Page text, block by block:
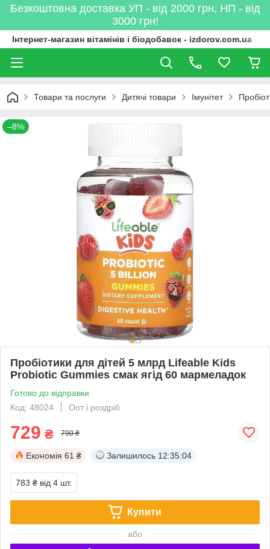
Безкоштовна доставка УП - від 2000 грн, НП - від
3000 грн!
Інтернет-магазин вітамінів і біодобавок - izdorov.com.ua
Товари та послуги Дитячі товари Імунітет
–8%
Пробіотики для дітей 5 млрд Lifeable Kids
Probiotic Gummies смак ягід 60 мармеладок
Готово до відправки
Код: 48024
Опт і роздріб
729 ₴ 790 ₴
Економія 61 ₴ Залишилось 12:35:04
783 ₴ від 4 шт.
Купити
або